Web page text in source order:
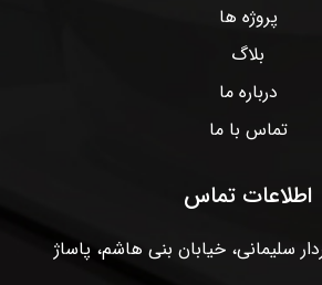
پروژه ها
بلاگ
درباره ما
تماس با ما
اطلاعات تماس
سلیمانی، خیابان بنی هاشم، پاساژ